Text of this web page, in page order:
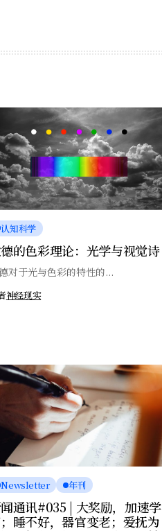
认知科学
的色彩理论：光学与视觉诗
对于光与色彩的特性的...
神经现实
Newsletter 年刊
通讯#035 | 大奖励，加速学
睡不好，器官变老；爱抚为